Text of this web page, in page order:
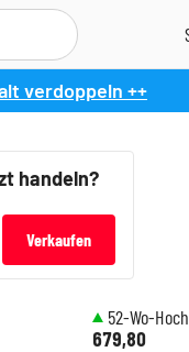
verdoppeln ++
handeln?
Verkaufen
52-Wo-Hoch
679,80